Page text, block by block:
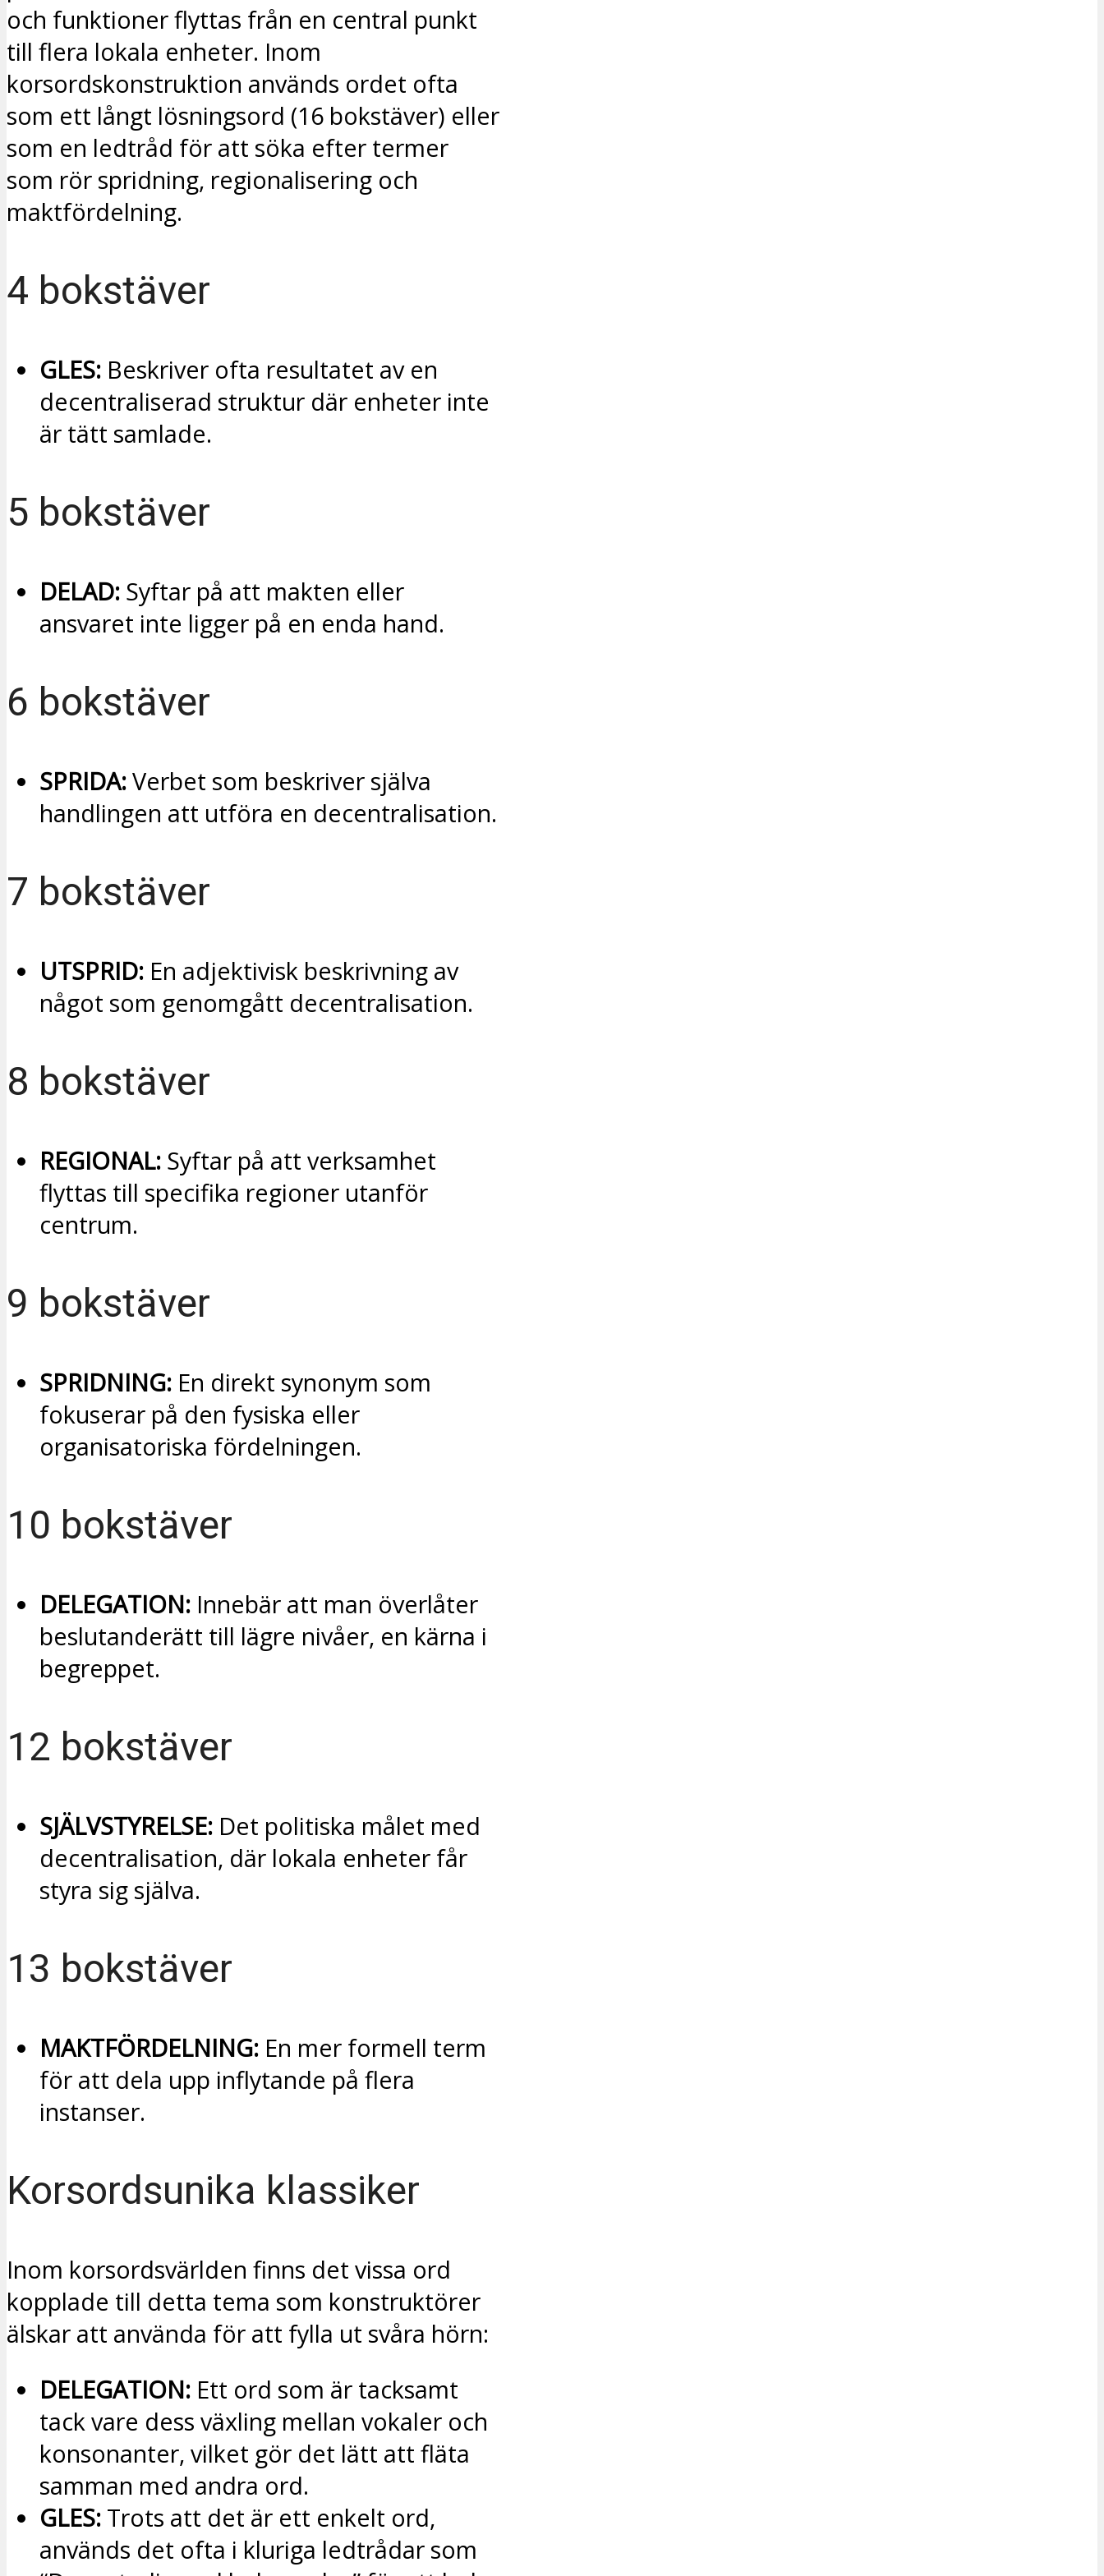
och funktioner flyttas från en central punkt
till flera lokala enheter. Inom
korsordskonstruktion används ordet ofta
som ett långt lösningsord (16 bokstäver) eller
som en ledtråd för att söka efter termer
som rör spridning, regionalisering och
maktfördelning.
4 bokstäver
GLES: Beskriver ofta resultatet av en
decentraliserad struktur där enheter inte
är tätt samlade.
5 bokstäver
DELAD: Syftar på att makten eller
ansvaret inte ligger på en enda hand.
6 bokstäver
SPRIDA:Verbet som beskriver själva
handlingen att utföra en decentralisation.
7 bokstäver
UTSPRID: En adjektivisk beskrivning av
något som genomgått decentralisation.
8 bokstäver
REGIONAL: Syftar på att verksamhet
flyttas till specifika regioner utanför
centrum.
9 bokstäver
SPRIDNING: En direkt synonym som
fokuserar på den fysiska eller
organisatoriska fördelningen.
10 bokstäver
DELEGATION: Innebär att man överlåter
beslutanderätt till lägre nivåer, en kärna i
begreppet.
12 bokstäver
SJÄLVSTYRELSE: Det politiska målet med
decentralisation, där lokala enheter får
styra sig själva.
13 bokstäver
MAKTFÖRDELNING: En mer formell term
för att dela upp inflytande på flera
instanser.
Korsordsunika klassiker
Inom korsordsvärlden finns det vissa ord
kopplade till detta tema som konstruktörer
älskar att använda för att fylla ut svåra hörn:
DELEGATION: Ett ord som är tacksamt
tack vare dess växling mellan vokaler och
konsonanter, vilket gör det lätt att fläta
samman med andra ord.
GLES: Trots att det är ett enkelt ord,
används det ofta i kluriga ledtrådar som